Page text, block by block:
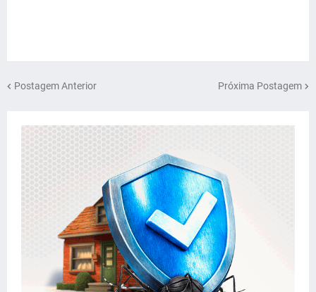
Postagem Anterior Próxima Postagem